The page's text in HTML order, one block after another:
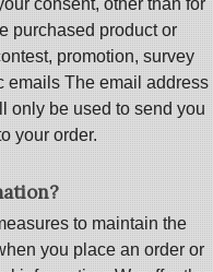
purchased product or
promotion, survey
emails The email address
only be used to send you
your order.
to maintain the
you place an order or